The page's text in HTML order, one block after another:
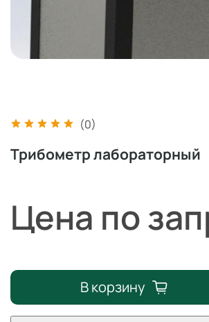
(0)
Трибометр лабораторный
Цена по
В корзину